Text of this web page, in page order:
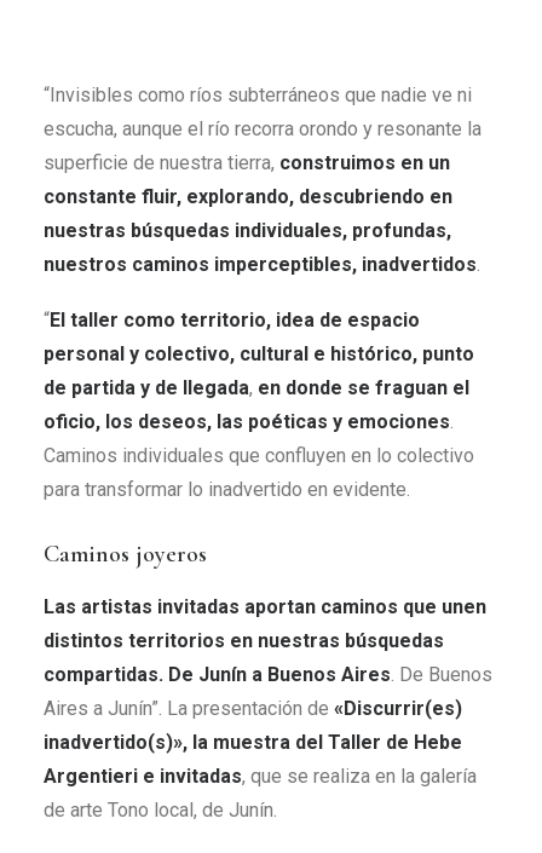
“Invisibles como ríos subterráneos que nadie ve ni
escucha, aunque el río recorra orondo y resonante la
superficie de nuestra tierra, construimos en un
constante fluir, explorando, descubriendo en
nuestras búsquedas individuales, profundas,
nuestros caminos imperceptibles, inadvertidos.
“El taller como territorio, idea de espacio
personal y colectivo, cultural e histórico, punto
de partida y de llegada, en donde se fraguan el
oficio, los deseos, las poéticas y emociones.
Caminos individuales que confluyen en lo colectivo
para transformar lo inadvertido en evidente.
Caminos joyeros
Las artistas invitadas aportan caminos que unen
distintos territorios en nuestras búsquedas
compartidas. De Junín a Buenos Aires. De Buenos
Aires a Junín”. La presentación de «Discurrir(es)
inadvertido(s)», la muestra del Taller de Hebe
Argentieri e invitadas, que se realiza en la galería
de arte Tono local, de Junín.